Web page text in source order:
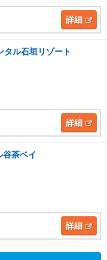
詳細
タル石垣リゾート
詳細
谷茶ベイ
詳細